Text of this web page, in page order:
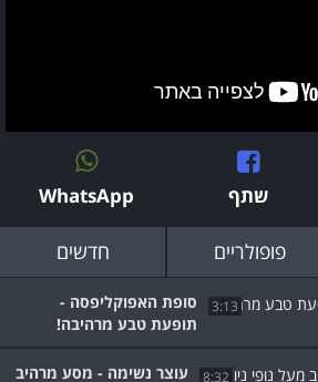
שתף WhatsApp
פופולריים חדשים
3:13
סופת האפוקליפסה -
תופעת טבע מרהיבה!
8:32
עוצר נשימה - מסע מרהיב